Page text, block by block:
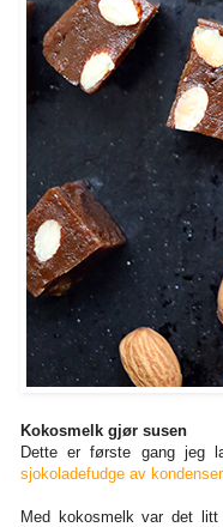
Kokosmelk gjør susen
Dette er første gang jeg
sjokoladefudge av
Med kokosmelk var det